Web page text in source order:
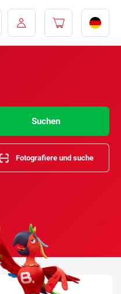
Suchen
Fotografiere und suche